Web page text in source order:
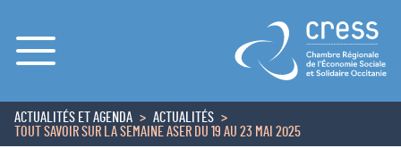
Menu
ACCUEIL
ACTUALITÉS ET AGENDA
ACTUALITÉS
TOUT SAVOIR SUR LA SEMAINE ASER DU 19 AU 23 MAI 2025